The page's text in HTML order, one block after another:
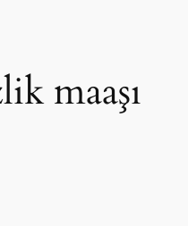
maaşı